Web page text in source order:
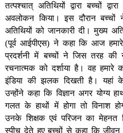
तत्पश्चात् अतिथियों द्वारा बच्चों
अवलोकन किया। इस दौरान
अतिथियों को जानकारी दी। मुख्य
(पूर्व आईपीएस) ने कहा कि आज हमारे
प्रदर्शनी में बच्चों ने जिस तरह की
रचनात्मक को दर्शाया है। वह
इंडिया की झलक दिखती है। यहां
उन्होंने कहा कि विज्ञान अगर योग्य
गलत के हाथों में होगा तो विनाश
उनके शिक्षक एवं परिजन का मेहनत
स्पीच देते हुए बच्चों से कहा कि